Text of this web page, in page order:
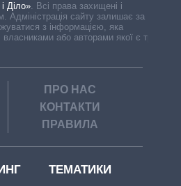
Діло». Всі права захищені і
Адміністрація сайту залишає за
з інформацією, яка
власниками або авторами якої є треті
ПРО НАС
КОНТАКТИ
ПРАВИЛА
ТЕМАТИКИ